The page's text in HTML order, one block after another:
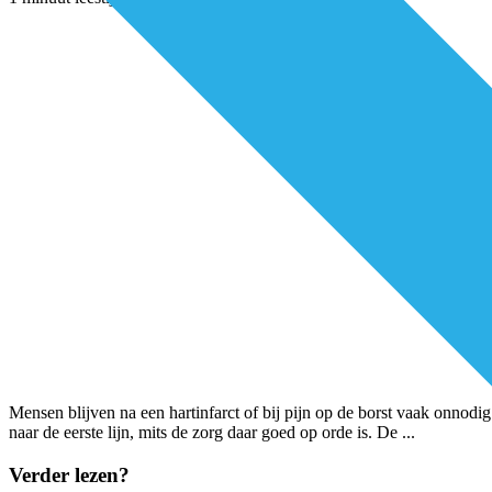
Mensen blijven na een hartinfarct of bij pijn op de borst vaak
naar de eerste lijn, mits de zorg daar goed op orde is. De ...
Verder lezen?